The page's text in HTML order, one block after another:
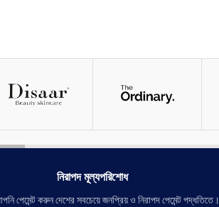
নিরাপদ মূল্যপরিশোধ
পেমেন্ট করুন দেশের সবচেয়ে জনপ্রিয় ও নিরাপদ পেমেন্ট পদ্ধতিতে।